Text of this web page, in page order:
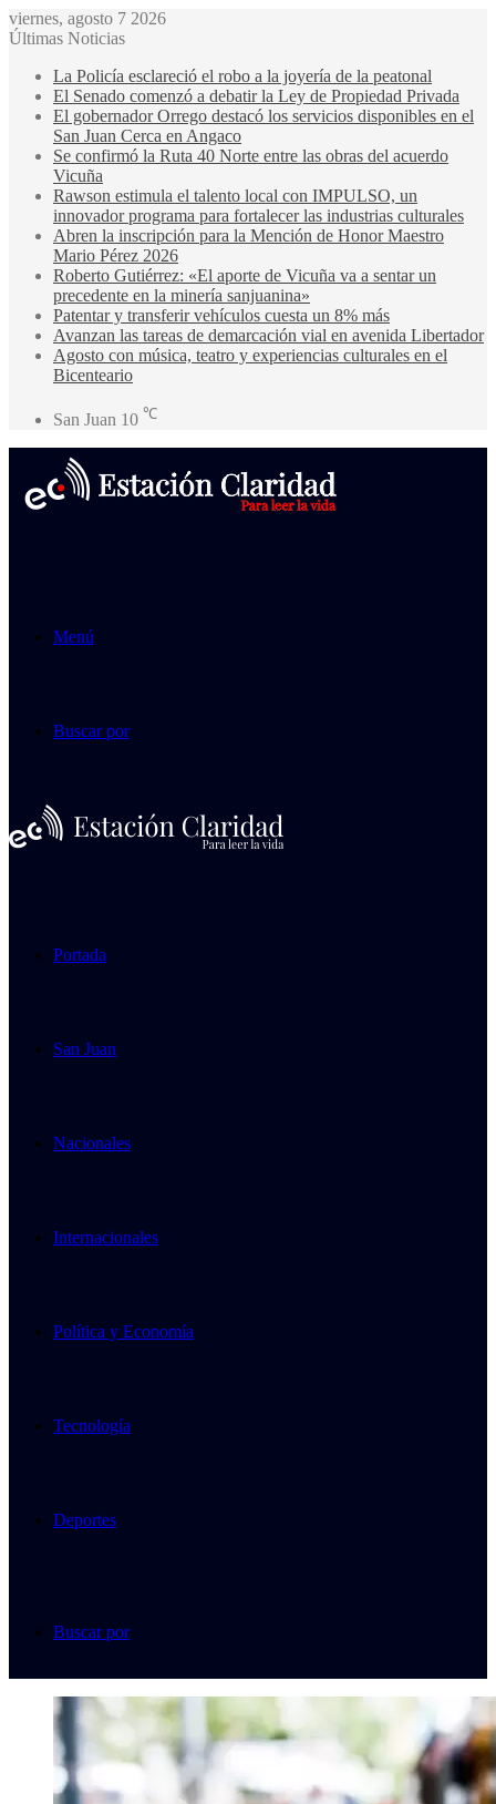
viernes, agosto 7 2026
Últimas Noticias
La Policía esclareció el robo a la joyería de la peatonal
El Senado comenzó a debatir la Ley de Propiedad Privada
El gobernador Orrego destacó los servicios disponibles en el
San Juan Cerca en Angaco
Se confirmó la Ruta 40 Norte entre las obras del acuerdo
Vicuña
Rawson estimula el talento local con IMPULSO, un
innovador programa para fortalecer las industrias culturales
Abren la inscripción para la Mención de Honor Maestro
Mario Pérez 2026
Roberto Gutiérrez: «El aporte de Vicuña va a sentar un
precedente en la minería sanjuanina»
Patentar y transferir vehículos cuesta un 8% más
Avanzan las tareas de demarcación vial en avenida Libertador
Agosto con música, teatro y experiencias culturales en el
Bicenteario
San Juan 10 ℃
Menú
Buscar por
Portada
San Juan
Nacionales
Internacionales
Política y Economía
Tecnología
Deportes
Buscar por